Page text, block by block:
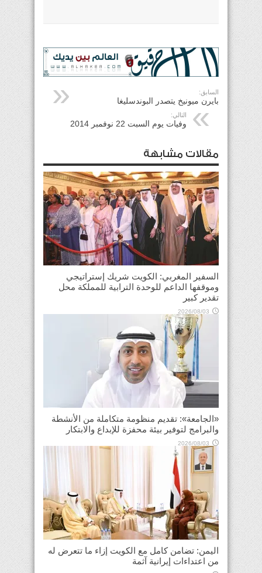
السابق:
بايرن ميونيخ يتصدر البوندسليغا
التالي:
وفيات يوم السبت 22 نوفمبر 2014
مقالات مشابهة
السفير المغربي: الكويت شريك إستراتيجي
وموقفها الداعم للوحدة الترابية للمملكة محل
تقدير كبير
2026/08/03
«الجامعة»: تقديم منظومة متكاملة من الأنشطة
والبرامج لتوفير بيئة محفزة للإبداع والابتكار
2026/08/03
اليمن: تضامن كامل مع الكويت إزاء ما تتعرض له
من اعتداءات إيرانية آثمة